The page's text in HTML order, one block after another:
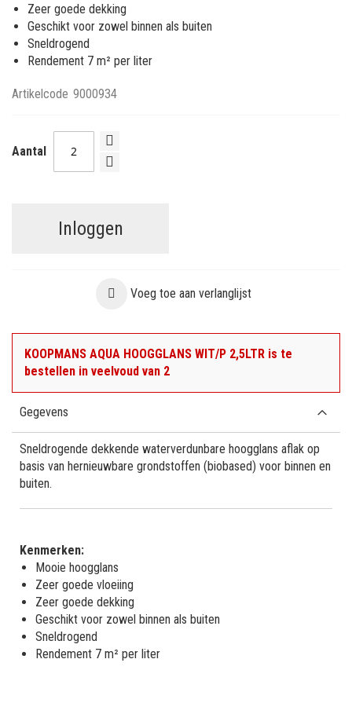
Zeer goede dekking
Geschikt voor zowel binnen als buiten
Sneldrogend
Rendement 7 m² per liter
Artikelcode 9000934
Aantal
Inloggen
Voeg toe aan verlanglijst
KOOPMANS AQUA HOOGGLANS WIT/P 2,5LTR is te
bestellen in veelvoud van 2
Gegevens
Sneldrogende dekkende waterverdunbare hoogglans aflak op
basis van hernieuwbare grondstoffen (biobased) voor binnen en
buiten.
Kenmerken:
Mooie hoogglans
Zeer goede vloeiing
Zeer goede dekking
Geschikt voor zowel binnen als buiten
Sneldrogend
Rendement 7 m² per liter